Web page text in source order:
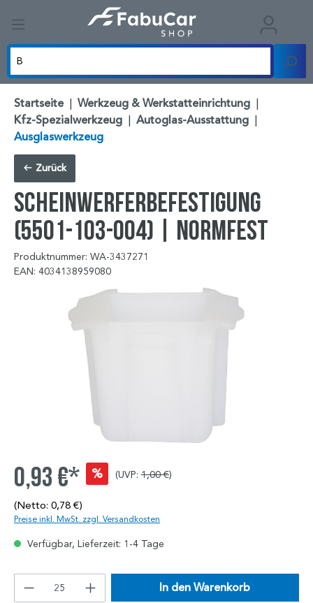
Startseite | Werkzeug & Werkstatteinrichtung |
Kfz-Spezialwerkzeug | Autoglas-Ausstattung |
Ausglaswerkzeug
Zurück
SCHEINWERFERBEFESTIGUNG
(5501-103-004) | NORMFEST
Produktnummer: WA-3437271
EAN: 4034138959080
0,93 €* % (UVP: 1,00 €)
(Netto: 0,78 €)
Preise inkl. MwSt. zzgl. Versandkosten
Verfügbar, Lieferzeit: 1-4 Tage
In den Warenkorb